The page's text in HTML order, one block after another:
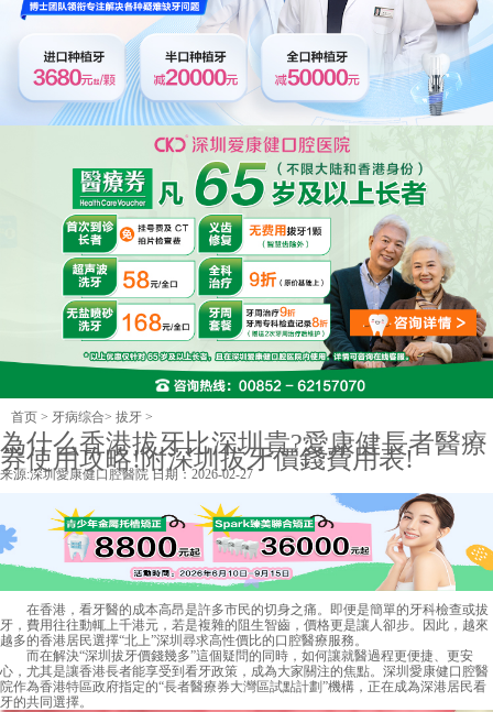
首页 > 牙病综合> 拔牙 >
為什么香港拔牙比深圳貴?愛康健長者醫療
券使用攻略!附深圳拔牙價錢費用表!
来源:深圳愛康健口腔醫院 日期：2026-02-27
在香港，看牙醫的成本高昂是許多市民的切身之痛。即便是簡單的牙科檢查或拔
牙，費用往往動輒上千港元，若是複雜的阻生智齒，價格更是讓人卻步。因此，越來
越多的香港居民選擇“北上”深圳尋求高性價比的口腔醫療服務。
而在解決“深圳拔牙價錢幾多”這個疑問的同時，如何讓就醫過程更便捷、更安
心，尤其是讓香港長者能享受到看牙政策，成為大家關注的焦點。深圳愛康健口腔醫
院作為香港特區政府指定的“長者醫療券大灣區試點計劃”機構，正在成為深港居民看
牙的共同選擇。